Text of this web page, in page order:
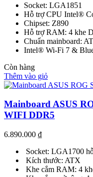
Socket: LGA1851
Hỗ trợ CPU Intel®
Chipset: Z890
Hỗ trợ RAM: 4 khe
Chuẩn mainboard:
Intel® Wi-Fi 7 &
Còn hàng
Thêm vào giỏ
Mainboard ASUS
WIFI DDR5
6.890.000 ₫
Socket: LGA1700
Kích thước: ATX
Khe cắm RAM: 4